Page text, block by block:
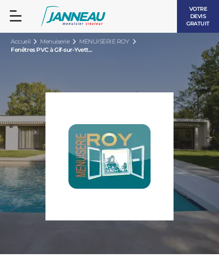
VOTRE
DEVIS
GRATUIT
Accueil Menuiserie
MENUISERIE ROY
Fenêtres PVC à Gif-sur-Yvett...
FENÊTRES ET PORTES-FENÊTRES
BOIS
BAIES VITRÉES
PORTES D’ENTRÉELES INTEMPORELLES
VOLETS ROULANTS
PERGOLAS
CARPORTS